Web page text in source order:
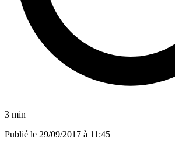
3 min
Publié le 29/09/2017 à 11:45